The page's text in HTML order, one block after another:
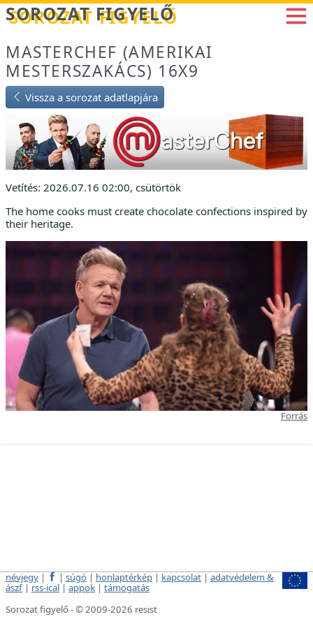
Betöltés...
SOROZAT FIGYELŐ
MASTERCHEF (AMERIKAI
MESTERSZAKÁCS) 16X9
Vissza a sorozat adatlapjára
Vetítés: 2026.07.16 02:00, csütörtök
The home cooks must create chocolate confections inspired by
their heritage.
Forrás
névjegy | | súgó | honlaptérkép | kapcsolat | adatvédelem &
ászf | rss-ical | appok | támogatás
Sorozat figyelő - © 2009-2026 resist